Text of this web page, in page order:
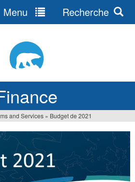
Menu Recherche
and Services » Budget de 2021